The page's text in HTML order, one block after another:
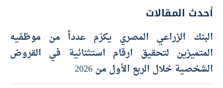
أحدث المقالات
البنك الزراعي المصري يكرّم عدداً من موظفيه
المتميزين لتحقيق ارقام استثنائية في القروض
الشخصية خلال الربع الأول من 2026